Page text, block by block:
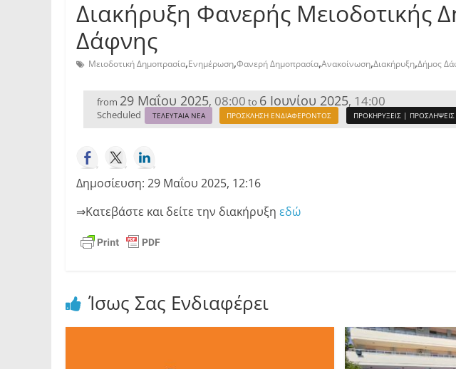
Διακήρυξη Φανερής Μειοδοτικής
Δάφνης
Μειοδοτική Δημοπρασία,Ενημέρωση,Φανερή Δημοπρασία,Ανακοίνωση,Διακήρυξη,Δήμος
from 29 Μαΐου 2025, 08:00 to 6 Ιουνίου 2025, 14:00
Scheduled ΤΕΛΕΥΤΑΙΑ ΝΕΑ ΠΡΟΣΚΛΗΣΗ ΕΝΔΙΑΦΕΡΟΝΤΟΣ ΠΡΟΚΗΡΥΞΕΙΣ |
Δημοσίευση: 29 Μαΐου 2025, 12:16
⇒Κατεβάστε και δείτε την διακήρυξη εδώ
Ίσως Σας Ενδιαφέρει